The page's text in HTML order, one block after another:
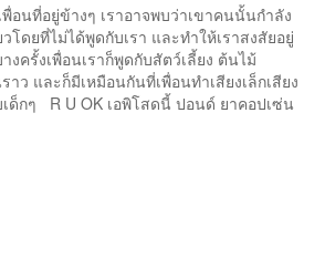
พื่อนที่อยู่ข้างๆ เราอาจพบว่าเขาคนนั้นกำลัง
โดยที่ไม่ได้พูดกับเรา และทำให้เราสงสัยอยู่
งครั้งเพื่อนเราก็พูดกับสัตว์เลี้ยง ต้นไม้
าว และก็มีเหมือนกันที่เพื่อนทำเสียงเล็กเสียง
ด็กๆ R U OK เอพิโสดนี้ ปอนด์ ยาคอปเซ่น